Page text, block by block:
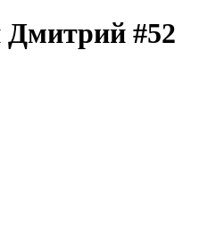
Дмитрий #52